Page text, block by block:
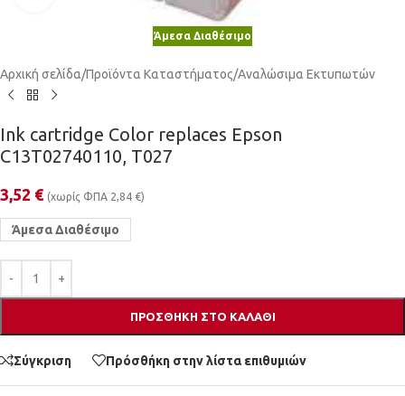
Άμεσα Διαθέσιμο
Αρχική σελίδα/Προϊόντα Καταστήματος/Αναλώσιμα Εκτυπωτών
Ink cartridge Color replaces Epson
C13T02740110, T027
3,52 € (χωρίς ΦΠΑ 2,84 €)
Άμεσα Διαθέσιμο
ΠΡΟΣΘΉΚΗ ΣΤΟ ΚΑΛΆΘΙ
Σύγκριση Πρόσθήκη στην λίστα επιθυμιών